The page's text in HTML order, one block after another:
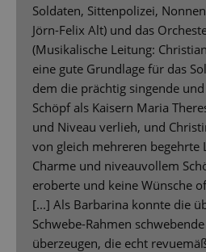
Soldaten, Sittenpolizei,
Jörn-Felix Alt) und das
(Musikalische Leitung:
eine gute Grundlage für das
dem die prächtig singende
Schöpf als Kaisern Maria
und Niveau verlieh, und
von gleich mehreren begehrte
Charme und niveauvollem
eroberte und keine Wünsche
[...] Als Barbarina konnte die
Schwebe-Rahmen
überzeugen, die echt